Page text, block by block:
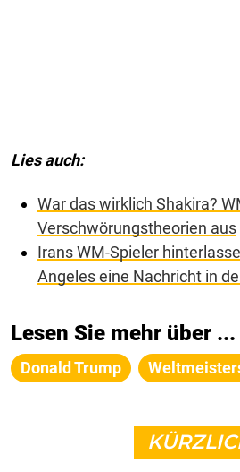
Lies auch:
War das wirklich Shakira?
Verschwörungstheorien aus
Irans WM-Spieler
Angeles eine Nachricht in
Lesen Sie mehr über ...
Donald Trump